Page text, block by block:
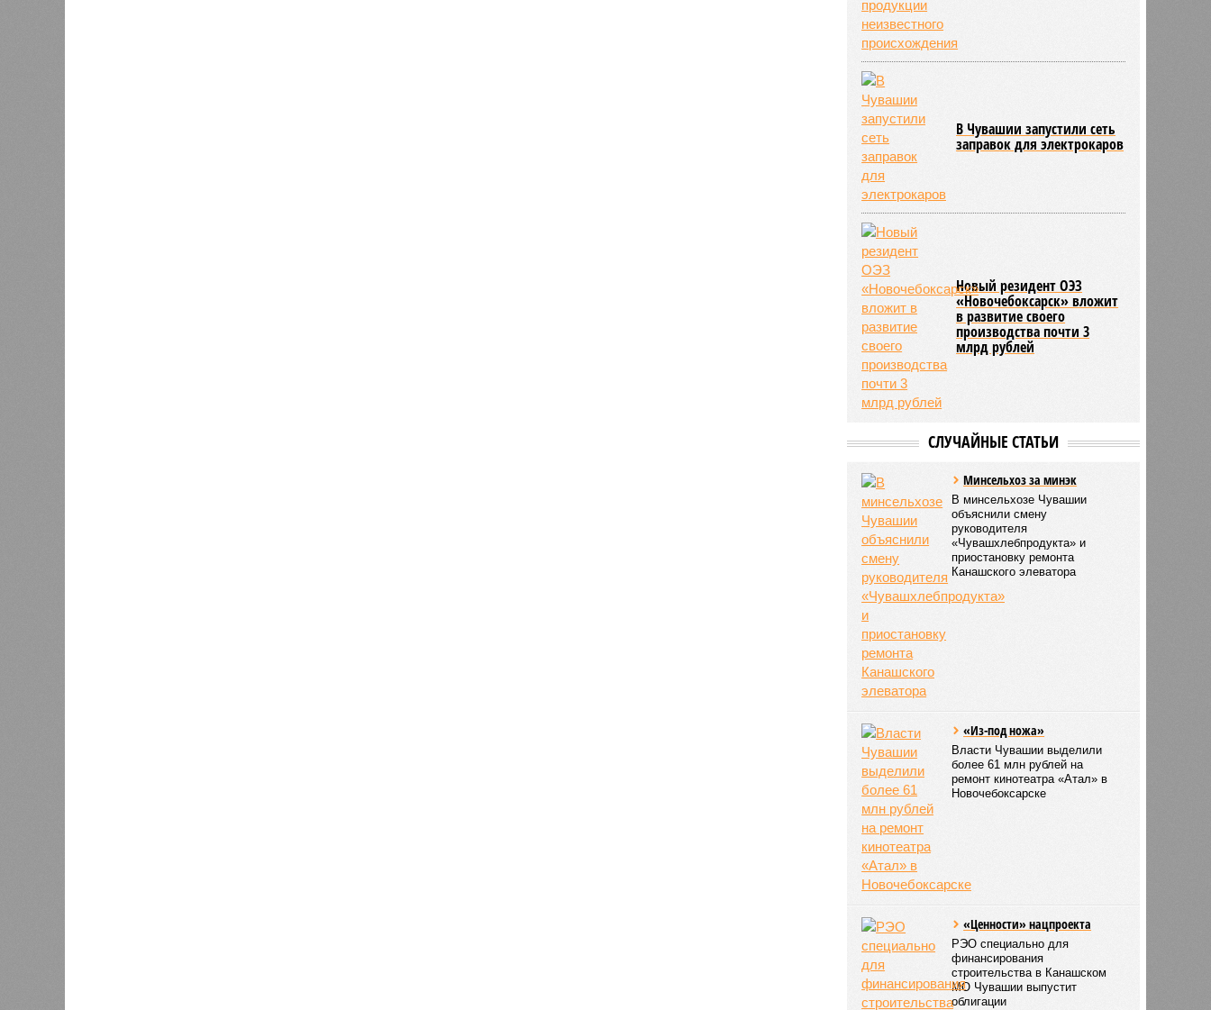
В Чувашии запустили сеть
заправок для электрокаров
Новый резидент ОЭЗ
«Новочебоксарск» вложит
в развитие своего
производства почти 3
млрд рублей
СЛУЧАЙНЫЕ СТАТЬИ
Минсельхоз за минэк
В минсельхозе Чувашии
объяснили смену
руководителя
«Чувашхлебпродукта» и
приостановку ремонта
Канашского элеватора
«Из-под ножа»
Власти Чувашии выделили
более 61 млн рублей на
ремонт кинотеатра «Атал» в
Новочебоксарске
«Ценности» нацпроекта
РЭО специально для
финансирования
строительства в Канашском
МО Чувашии выпустит
облигации